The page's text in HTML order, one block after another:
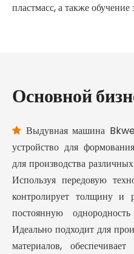
пластмасс, а также
Основной
 Выдувная машина
устройство для
для производства
Используя передовую
контролирует толщину и
постоянную
Идеально подходит для
материалов,